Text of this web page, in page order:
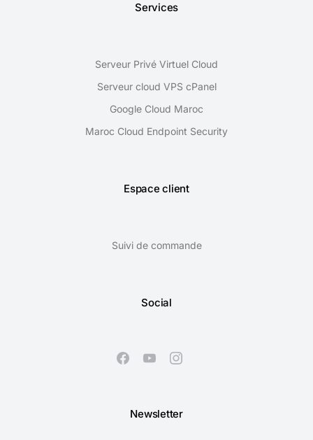
Services
Serveur Privé Virtuel Cloud
Serveur cloud VPS cPanel
Google Cloud Maroc
Maroc Cloud Endpoint Security
Espace client
Suivi de commande
Social
Newsletter